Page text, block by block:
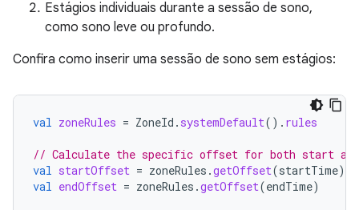
Estágios individuais durante a sessão de sono,
como sono leve ou profundo.
Confira como inserir uma sessão de sono sem estágios:
val zoneRules = ZoneId . systemDefault(). rules
// Calculate the specific offset for both start and
val startOffset = zoneRules .getOffset(startTime)
val endOffset = zoneRules .getOffset(endTime)